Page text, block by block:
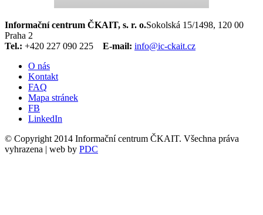
Informační centrum ČKAIT, s. r. o.Sokolská 15/1498, 120 00
Praha 2
Tel.: +420 227 090 225 E-mail: info@ic-ckait.cz
O nás
Kontakt
FAQ
Mapa stránek
FB
LinkedIn
© Copyright 2014 Informační centrum ČKAIT. Všechna práva
vyhrazena | web by PDC